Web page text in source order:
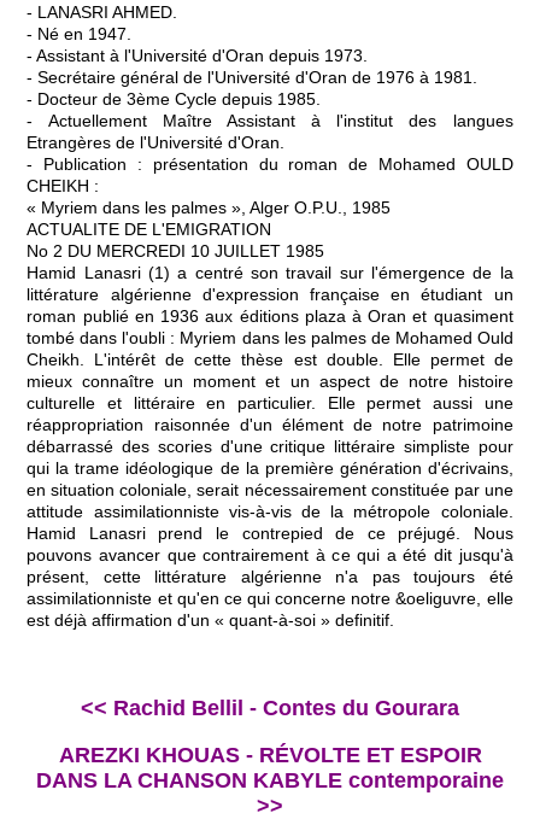
- LANASRI AHMED.
- Né en 1947.
- Assistant à l'Université d'Oran depuis 1973.
- Secrétaire général de l'Université d'Oran de 1976 à 1981.
- Docteur de 3ème Cycle depuis 1985.
- Actuellement Maître Assistant à l'institut des langues
Etrangères de l'Université d'Oran.
- Publication : présentation du roman de Mohamed OULD
CHEIKH :
« Myriem dans les palmes », Alger O.P.U., 1985
ACTUALITE DE L'EMIGRATION
No 2 DU MERCREDI 10 JUILLET 1985
Hamid Lanasri (1) a centré son travail sur l'émergence de la
littérature algérienne d'expression française en étudiant un
roman publié en 1936 aux éditions plaza à Oran et quasiment
tombé dans l'oubli : Myriem dans les palmes de Mohamed Ould
Cheikh. L'intérêt de cette thèse est double. Elle permet de
mieux connaître un moment et un aspect de notre histoire
culturelle et littéraire en particulier. Elle permet aussi une
réappropriation raisonnée d'un élément de notre patrimoine
débarrassé des scories d'une critique littéraire simpliste pour
qui la trame idéologique de la première génération d'écrivains,
en situation coloniale, serait nécessairement constituée par une
attitude assimilationniste vis-à-vis de la métropole coloniale.
Hamid Lanasri prend le contrepied de ce préjugé. Nous
pouvons avancer que contrairement à ce qui a été dit jusqu'à
présent, cette littérature algérienne n'a pas toujours été
assimilationniste et qu'en ce qui concerne notre &oeliguvre, elle
est déjà affirmation d'un « quant-à-soi » definitif.
<< Rachid Bellil - Contes du Gourara
AREZKI KHOUAS - RÉVOLTE ET ESPOIR
DANS LA CHANSON KABYLE contemporaine
>>